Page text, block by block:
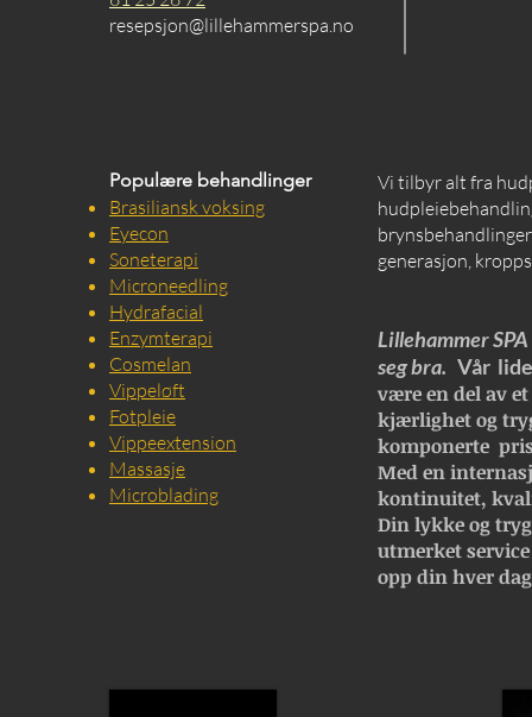
resepsjon@lillehammerspa.no
Populære behandlinger
Brasiliansk voksing
Eyecon
Soneterapi
Microneedling
Hydrafacial
Enzymterapi
Cosmelan
Vippeløft
Fotpleie
Vippeextension
Massasje
Microblading
Vi tilbyr alt fra
generasjon,
Lillehammer
seg bra. Vår
være en del av
kjærlighet og
komponerte
Med en
kontinuitet,
Din lykke og
utmerket
opp din hver